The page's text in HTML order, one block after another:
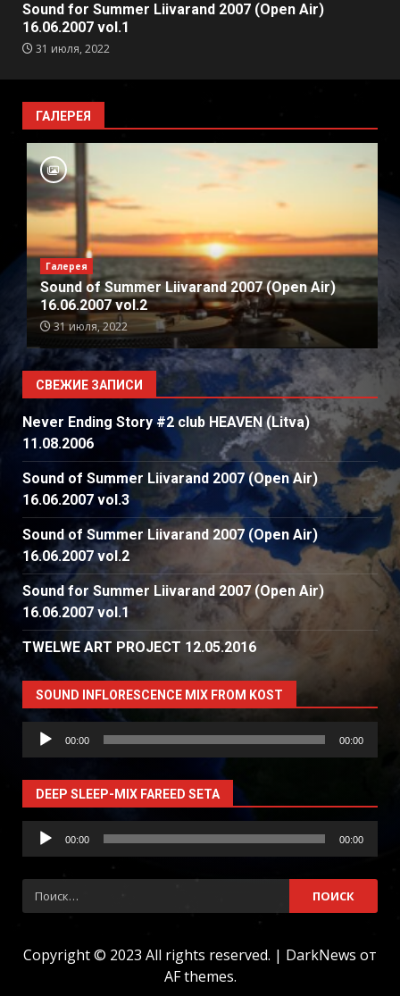
Sound for Summer Liivarand 2007 (Open Air)
16.06.2007 vol.1
31 июля, 2022
ГАЛЕРЕЯ
Галерея
Sound of Summer Liivarand 2007 (Open Air)
16.06.2007 vol.2
31 июля, 2022
СВЕЖИЕ ЗАПИСИ
Never Ending Story #2 club HEAVEN (Litva)
11.08.2006
Sound of Summer Liivarand 2007 (Open Air)
16.06.2007 vol.3
Sound of Summer Liivarand 2007 (Open Air)
16.06.2007 vol.2
Sound for Summer Liivarand 2007 (Open Air)
16.06.2007 vol.1
TWELWE ART PROJECT 12.05.2016
SOUND INFLORESCENCE MIX FROM KOST
Аудиоплеер
00:00 00:00
DEEP SLEEP-MIX FAREED SETA
Аудиоплеер
00:00 00:00
Найти:
Copyright © 2023 All rights reserved. | DarkNews от
AF themes.